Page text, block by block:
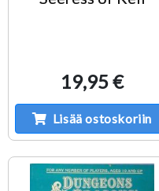
19,95 €
Lisää ostoskoriin